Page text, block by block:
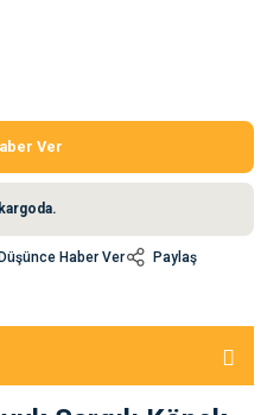
Ver
Haber Ver
Paylaş